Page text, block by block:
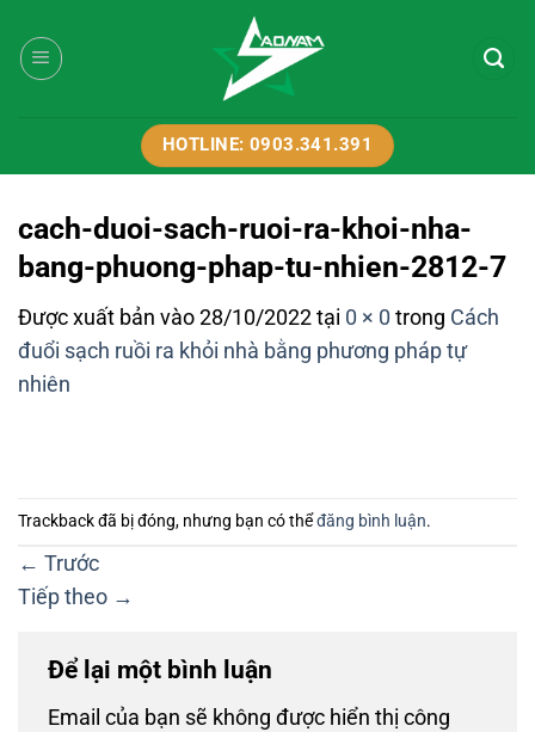
qua
nội
HOTLINE: 0903.341.391
cach-duoi-sach-ruoi-ra-khoi-nha-
bang-phuong-phap-tu-nhien-2812-7
Được xuất bản vào 28/10/2022 tại 0 × 0 trong Cách
đuổi sạch ruồi ra khỏi nhà bằng phương pháp tự
nhiên
Trackback đã bị đóng, nhưng bạn có thểđăng bình luận.
← Trước
Tiếp theo →
Để lại một bình luận
Email của bạn sẽ không được hiển thị công